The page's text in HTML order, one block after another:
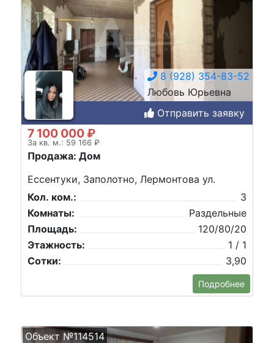
8 (928) 354-83-52
Любовь Юрьевна
Отправить заявку
7 100 000 ₽
За кв. м.: 59 166 ₽
Продажа: Дом
Ессентуки, Заполотно, Лермонтова ул.
Кол. ком.:
3
Комнаты:
Раздельные
Площадь:
120/80/20
Этажность:
1 / 1
Сотки:
3,90
Подробнее
Объект №114514